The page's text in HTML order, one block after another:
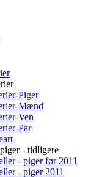
Piger
Mænd
Ven
Par
- tidligere
- piger før 2011
- piger 2011